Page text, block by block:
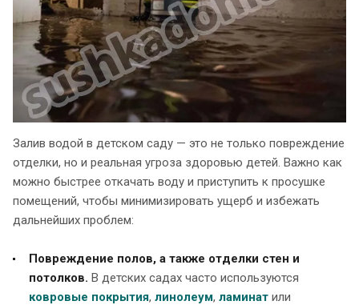
Залив водой в детском саду — это не только повреждение
отделки, но и реальная угроза здоровью детей. Важно как
можно быстрее откачать воду и приступить к просушке
помещений, чтобы минимизировать ущерб и избежать
дальнейших проблем:
Повреждение полов, а также отделки стен и
потолков. В детских садах часто используются
ковровые покрытия, линолеум, ламинат или